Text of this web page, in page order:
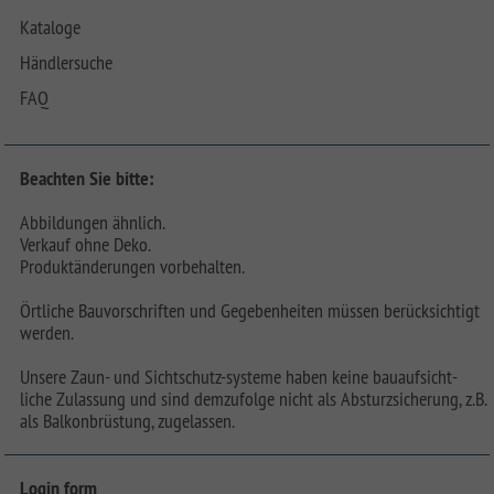
Kataloge
Händlersuche
FAQ
Beachten Sie bitte:
Abbildungen ähnlich.
Verkauf ohne Deko.
Produktänderungen vorbehalten.
Örtliche Bauvorschriften und Gegebenheiten müssen berücksichtigt
werden.
Unsere Zaun- und Sichtschutz-systeme haben keine bauaufsicht-
liche Zulassung und sind demzufolge nicht als Absturzsicherung, z.B.
als Balkonbrüstung, zugelassen.
Login form